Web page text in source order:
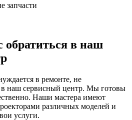
запчасти
в наш
в ремонте, не
в наш сервисный центр. Мы готовы
Наши мастера имеют
различных моделей и
услуги.